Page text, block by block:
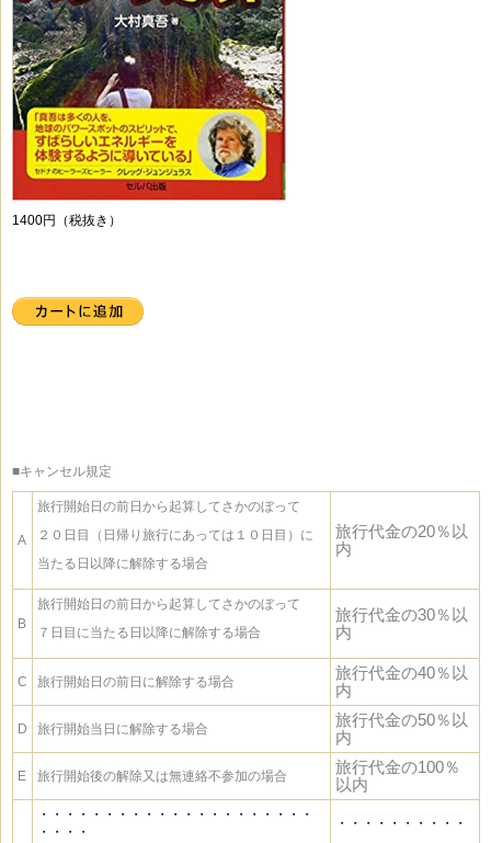
1400円（税抜き）
■キャンセル規定
A
旅行開始日の前日から起算してさかのぼって
２０日目（日帰り旅行にあっては１０日目）に
当たる日以降に解除する場合
旅行代金の20％以
内
B
旅行開始日の前日から起算してさかのぼって
７日目に当たる日以降に解除する場合
旅行代金の30％以
内
C 旅行開始日の前日に解除する場合
旅行代金の40％以
内
D 旅行開始当日に解除する場合
旅行代金の50％以
内
E 旅行開始後の解除又は無連絡不参加の場合
旅行代金の100％
以内
・・・・・・・・・・・・・・・・・・・・・
・・・・
・・・・・・・・・・